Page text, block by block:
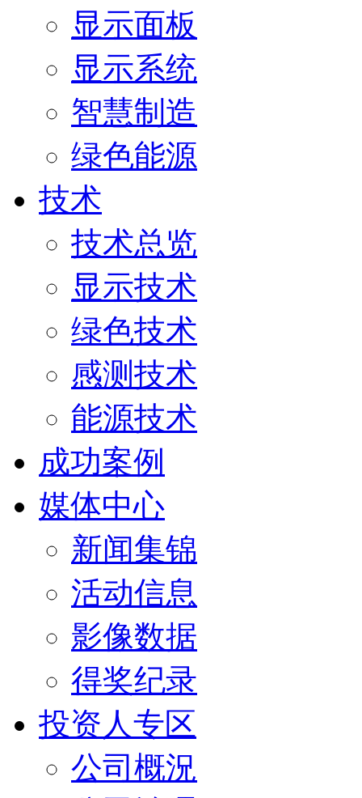
显示面板
显示系统
智慧制造
绿色能源
技术
技术总览
显示技术
绿色技术
感测技术
能源技术
成功案例
媒体中心
新闻集锦
活动信息
影像数据
得奖纪录
投资人专区
公司概況